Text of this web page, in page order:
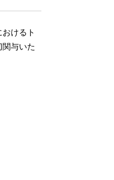
けるト
与いた